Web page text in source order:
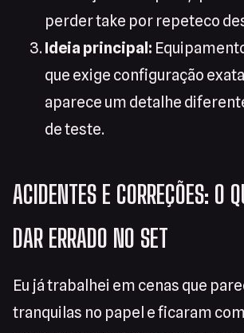
perder take por repeteco
Ideia principal:
que exige configuração
aparece um detalhe
de teste.
ACIDENTES E CORREÇÕES: O
DAR ERRADO NO SET
Eu já trabalhei em cenas que
tranquilas no papel e ficaram